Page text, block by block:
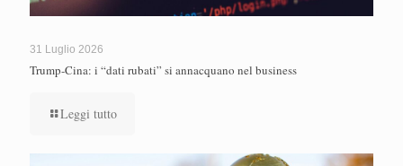
31 Luglio 2026
Trump-Cina: i “dati rubati” si annacquano nel business
Leggi tutto